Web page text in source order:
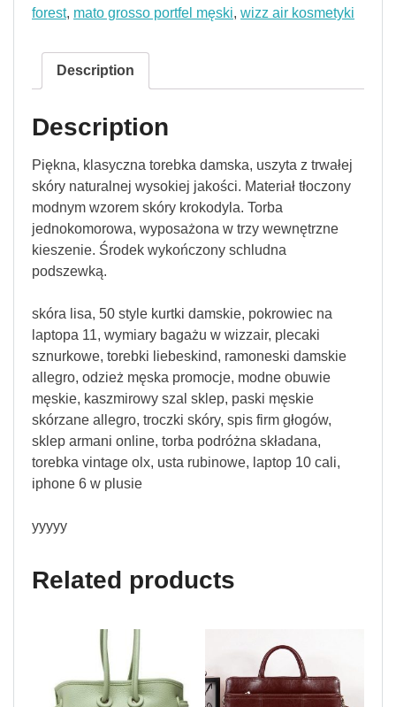
forest, mato grosso portfel męski, wizz air kosmetyki
Description
Description
Piękna, klasyczna torebka damska, uszyta z trwałej
skóry naturalnej wysokiej jakości. Materiał tłoczony
modnym wzorem skóry krokodyla. Torba
jednokomorowa, wyposażona w trzy wewnętrzne
kieszenie. Środek wykończony schludna
podszewką.
skóra lisa, 50 style kurtki damskie, pokrowiec na
laptopa 11, wymiary bagażu w wizzair, plecaki
sznurkowe, torebki liebeskind, ramoneski damskie
allegro, odzież męska promocje, modne obuwie
męskie, kaszmirowy szal sklep, paski męskie
skórzane allegro, troczki skóry, spis firm głogów,
sklep armani online, torba podróżna składana,
torebka vintage olx, usta rubinowe, laptop 10 cali,
iphone 6 w plusie
yyyyy
Related products